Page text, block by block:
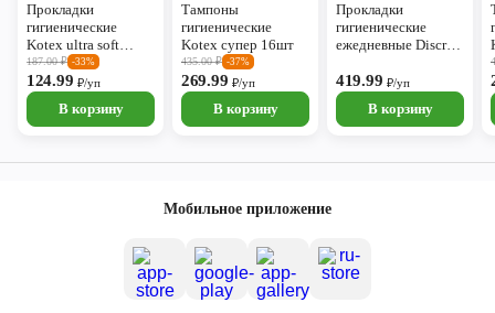
Прокладки
гигиенические
Kotex ultra soft
нормал 10шт
187.00₽ -33%
124.99 ₽/уп
В корзину
Тампоны
гигиенические
Kotex супер 16шт
435.00₽ -37%
269.99 ₽/уп
В корзину
Прокладки
гигиенические
ежедневные Discreet
419.99 ₽/уп
В корзину
Мобильное приложение